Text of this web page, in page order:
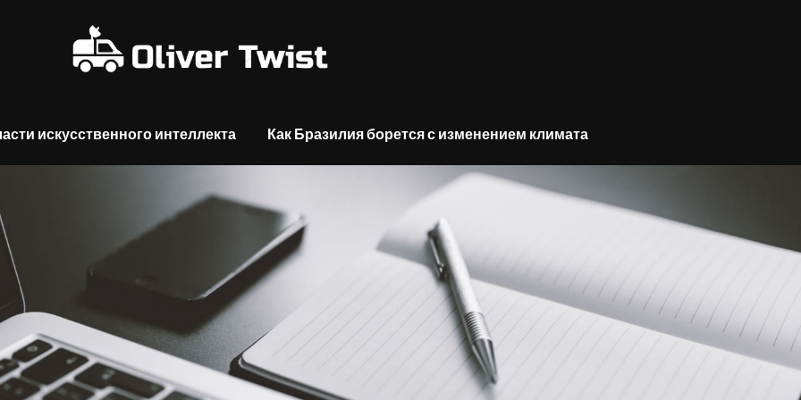
искусственного интеллекта Как Бразилия борется с изменением климата